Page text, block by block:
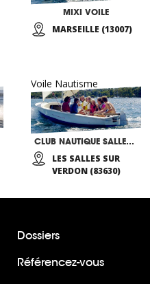
MIXI VOILE
MARSEILLE (13007)
Voile Nautisme
CLUB NAUTIQUE SALLES SUR VERDON
LES SALLES SUR
VERDON (83630)
Dossiers
Référencez-vous